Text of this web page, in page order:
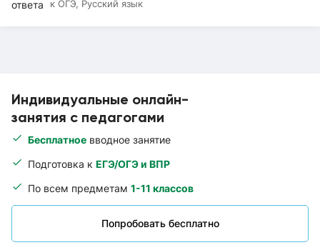
Индивидуальные онлайн-
занятия с педагогами
Бесплатное вводное занятие
Подготовка к ЕГЭ/ОГЭ и ВПР
По всем предметам 1-11 классов
Попробовать бесплатно
к ОГЭ, Русский язык